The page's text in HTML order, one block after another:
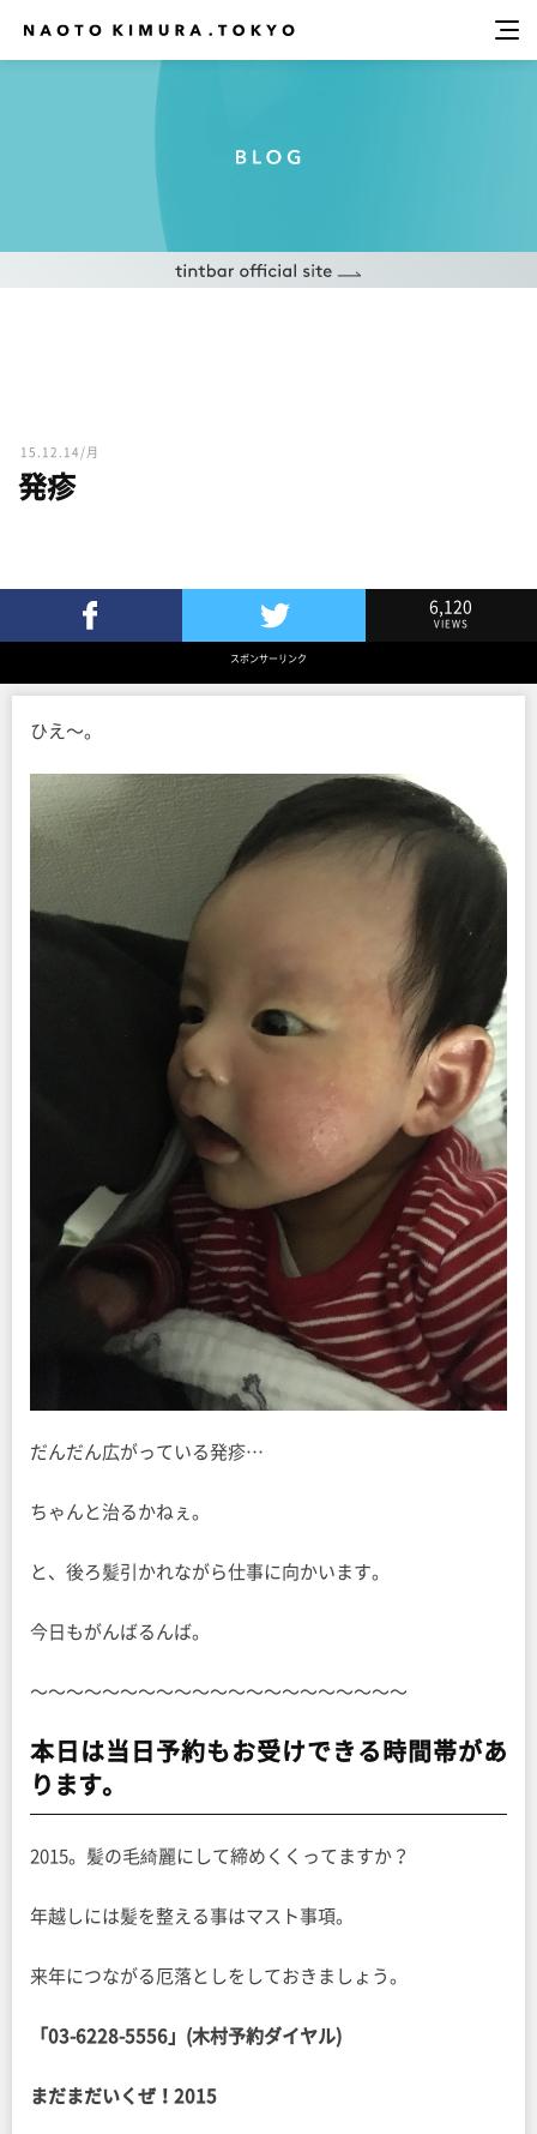
15.12.14/月
発疹
Twitterでツイート
6,120
VIEWS
スポンサーリンク
ひえ〜。
だんだん広がっている発疹…
ちゃんと治るかねぇ。
と、後ろ髪引かれながら仕事に向かいます。
今日もがんばるんば。
〜〜〜〜〜〜〜〜〜〜〜〜〜〜〜〜〜〜〜〜〜
本日は当日予約もお受けできる時間帯があ
ります。
2015。髪の毛綺麗にして締めくくってますか？
年越しには髪を整える事はマスト事項。
来年につながる厄落としをしておきましょう。
「03-6228-5556」(木村予約ダイヤル)
まだまだいくぜ！2015